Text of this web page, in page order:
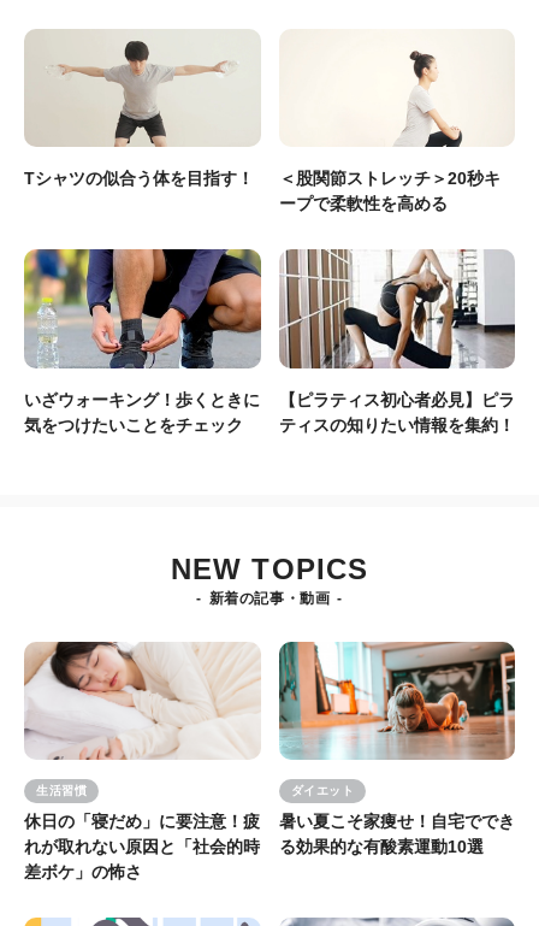
Tシャツの似合う体を目指す！
＜股関節ストレッチ＞20秒キ
ープで柔軟性を高める
いざウォーキング！歩くときに
気をつけたいことをチェック
【ピラティス初心者必見】ピラ
ティスの知りたい情報を集約！
NEW TOPICS
新着の記事・動画
生活習慣
休日の「寝だめ」に要注意！疲
れが取れない原因と「社会的時
差ボケ」の怖さ
ダイエット
暑い夏こそ家痩せ！自宅ででき
る効果的な有酸素運動10選